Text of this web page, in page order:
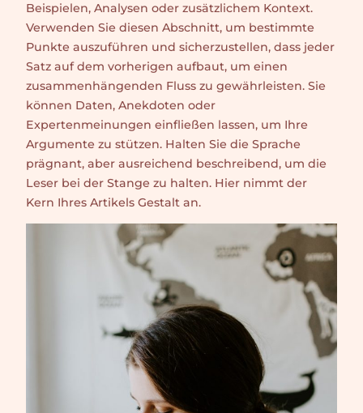
Beispielen, Analysen oder zusätzlichem Kontext.
Verwenden Sie diesen Abschnitt, um bestimmte
Punkte auszuführen und sicherzustellen, dass jeder
Satz auf dem vorherigen aufbaut, um einen
zusammenhängenden Fluss zu gewährleisten. Sie
können Daten, Anekdoten oder
Expertenmeinungen einfließen lassen, um Ihre
Argumente zu stützen. Halten Sie die Sprache
prägnant, aber ausreichend beschreibend, um die
Leser bei der Stange zu halten. Hier nimmt der
Kern Ihres Artikels Gestalt an.